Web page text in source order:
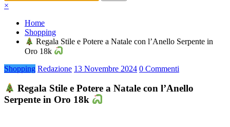
×
Home
Shopping
Regala Stile e Potere a Natale con l’Anello Serpente in
Oro 18k
Shopping Redazione 13 Novembre 2024 0 Commenti
Regala Stile e Potere a Natale con l’Anello
Serpente in Oro 18k